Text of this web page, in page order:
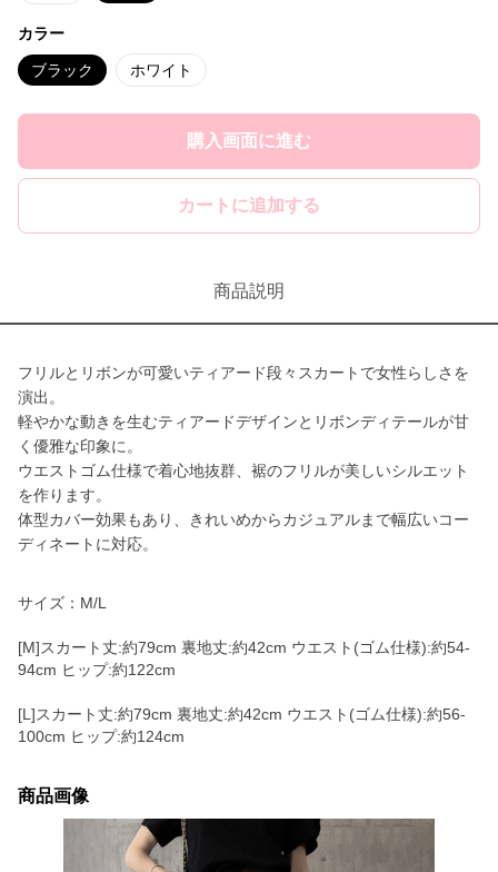
カラー
ブラック ホワイト
購入画面に進む
カートに追加する
商品説明
フリルとリボンが可愛いティアード段々スカートで女性らしさを
演出。
軽やかな動きを生むティアードデザインとリボンディテールが甘
く優雅な印象に。
ウエストゴム仕様で着心地抜群、裾のフリルが美しいシルエット
を作ります。
体型カバー効果もあり、きれいめからカジュアルまで幅広いコー
ディネートに対応。
サイズ：M/L
[M]スカート丈:約79cm 裏地丈:約42cm ウエスト(ゴム仕様):約54-
94cm ヒップ:約122cm
[L]スカート丈:約79cm 裏地丈:約42cm ウエスト(ゴム仕様):約56-
100cm ヒップ:約124cm
商品画像